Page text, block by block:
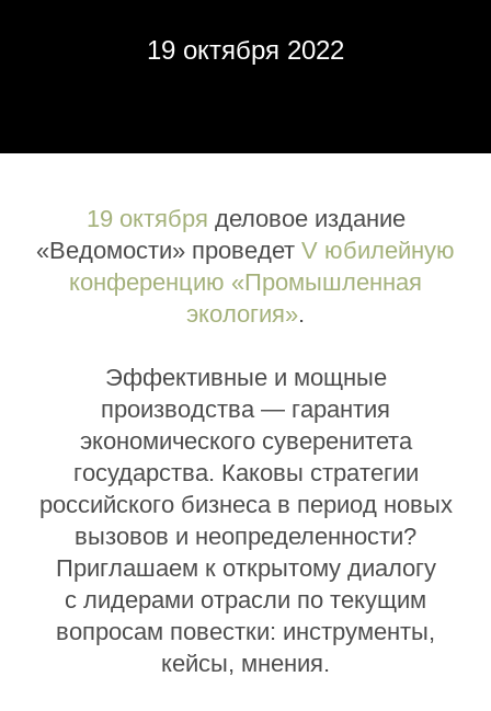
19 октября 2022
19 октября деловое издание
«Ведомости» проведет V юбилейную
конференцию «Промышленная
экология».
Эффективные и мощные
производства — гарантия
экономического суверенитета
государства. Каковы стратегии
российского бизнеса в период новых
вызовов и неопределенности?
Приглашаем к открытому диалогу
с лидерами отрасли по текущим
вопросам повестки: инструменты,
кейсы, мнения.